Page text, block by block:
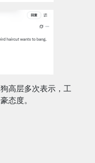
高层多次表示，工
态度。